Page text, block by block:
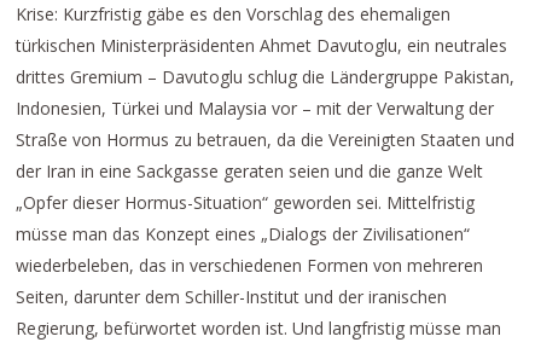
Krise: Kurzfristig gäbe es den Vorschlag des ehemaligen
türkischen Ministerpräsidenten Ahmet Davutoglu, ein neutrales
drittes Gremium – Davutoglu schlug die Ländergruppe Pakistan,
Indonesien, Türkei und Malaysia vor – mit der Verwaltung der
Straße von Hormus zu betrauen, da die Vereinigten Staaten und
der Iran in eine Sackgasse geraten seien und die ganze Welt
„Opfer dieser Hormus-Situation“ geworden sei. Mittelfristig
müsse man das Konzept eines „Dialogs der Zivilisationen“
wiederbeleben, das in verschiedenen Formen von mehreren
Seiten, darunter dem Schiller-Institut und der iranischen
Regierung, befürwortet worden ist. Und langfristig müsse man